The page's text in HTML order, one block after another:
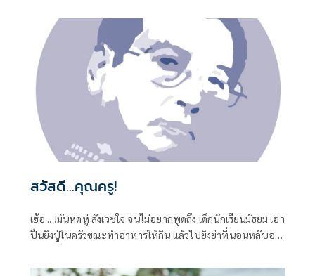
สวัสดี...คุณครู!
เฮ้อ....!มันหดหู่ สังเวชใจ จนไม่อยากพูดถึง เด็กนักเรียนมัธยม เอา
ปืนยิงปู่ในครัวขณะทำอาหารให้กิน แล้วไปยิงย่าที่นอนหลับอยู่